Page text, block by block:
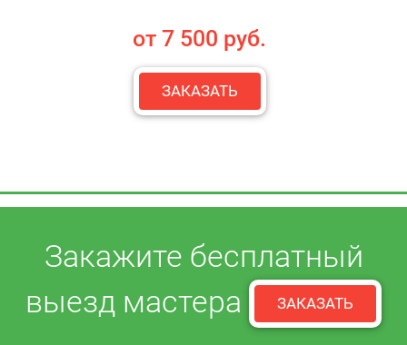
от 7 500 руб.
ЗАКАЗАТЬ
Закажите бесплатный
выезд мастера
ЗАКАЗАТЬ